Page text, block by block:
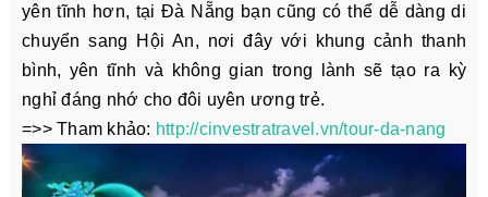
yên tĩnh hơn, tại Đà Nẵng bạn cũng có thể dễ dàng di
chuyển sang Hội An, nơi đây với khung cảnh thanh
bình, yên tĩnh và không gian trong lành sẽ tạo ra kỳ
nghỉ đáng nhớ cho đôi uyên ương trẻ.
=>> Tham khảo: http://cinvestratravel.vn/tour-da-nang